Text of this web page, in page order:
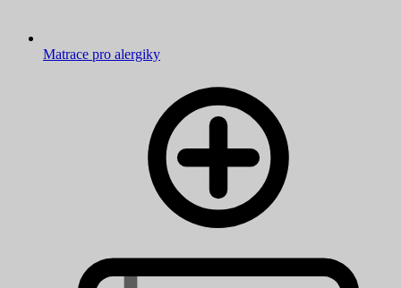
Matrace pro alergiky